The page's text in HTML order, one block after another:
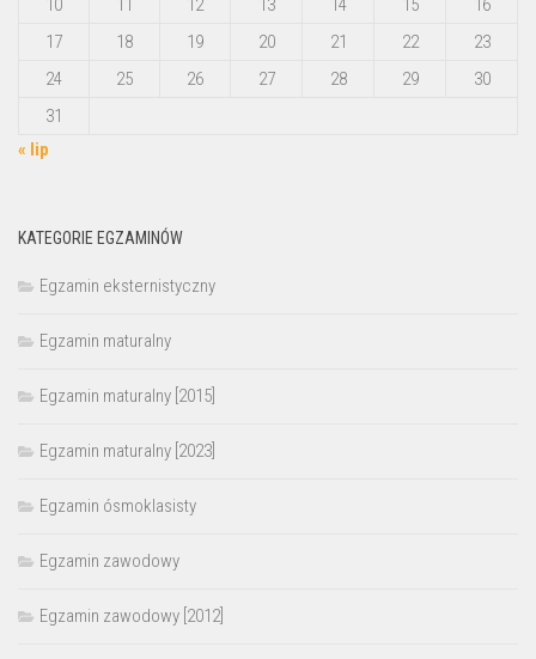
10
11 12 13 14 15
16
17
18 19 20 21 22
23
24
25 26 27 28 29
30
31
« lip
KATEGORIE EGZAMINÓW
Egzamin eksternistyczny
Egzamin maturalny
Egzamin maturalny [2015]
Egzamin maturalny [2023]
Egzamin ósmoklasisty
Egzamin zawodowy
Egzamin zawodowy [2012]